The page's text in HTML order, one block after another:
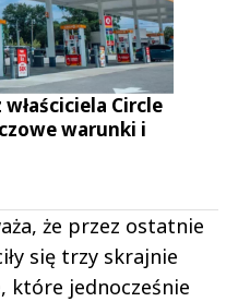
Circle
warunki i
że przez ostatnie
się trzy skrajnie
które jednocześnie